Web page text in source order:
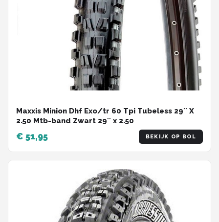
Maxxis Minion Dhf Exo/tr 60 Tpi Tubeless 29´´ X
2.50 Mtb-band Zwart 29´´ x 2.50
€ 51,95 BEKIJK OP BOL